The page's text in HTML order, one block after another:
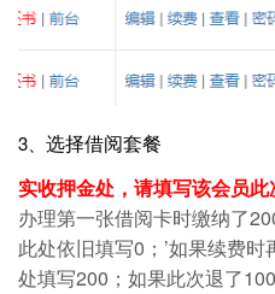
3、 选择借阅套餐
实收押金处，请填写该会员
办理第一张借阅卡时缴纳了
此处依旧填写0；’如果续费
处填写200；如果此次退了